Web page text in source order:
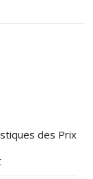
des Prix